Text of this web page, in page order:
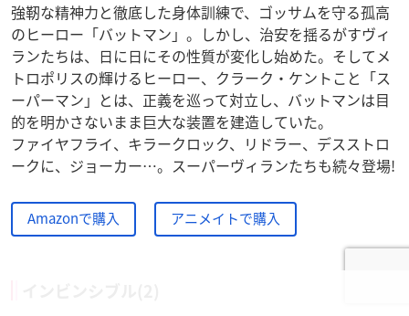
強靭な精神力と徹底した身体訓練で、ゴッサムを守る孤高
のヒーロー「バットマン」。しかし、治安を揺るがすヴィ
ランたちは、日に日にその性質が変化し始めた。そしてメ
トロポリスの輝けるヒーロー、クラーク・ケントこと「ス
ーパーマン」とは、正義を巡って対立し、バットマンは目
的を明かさないまま巨大な装置を建造していた。
ファイヤフライ、キラークロック、リドラー、デスストロ
ークに、ジョーカー…。スーパーヴィランたちも続々登場!
Amazonで購入 アニメイトで購入